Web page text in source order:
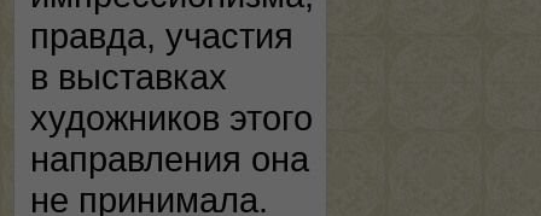
правда, участия
в выставках
художников этого
направления она
не принимала.